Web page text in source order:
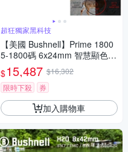
超狂獨家黑科技
【美國 Bushnell】Prime 1800
5-1800碼 6x24mm 智慧顯色雷
射測距望遠鏡 LP1800AD
$15,487 $16,302
限時下殺
券
加入購物車